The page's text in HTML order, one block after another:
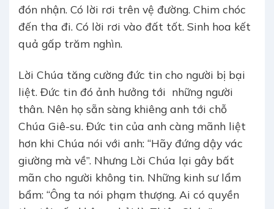
đón nhận. Có lời rơi trên vệ đường. Chim chóc
đến tha đi. Có lời rơi vào đất tốt. Sinh hoa kết
quả gấp trăm nghìn.
Lời Chúa tăng cường đức tin cho người bị bại
liệt. Đức tin đó ảnh hưởng tới những người
thân. Nên họ sẵn sàng khiêng anh tới chỗ
Chúa Giê-su. Đức tin của anh càng mãnh liệt
hơn khi Chúa nói với anh: “Hãy đứng dậy vác
giường mà về”. Nhưng Lời Chúa lại gây bất
mãn cho người không tin. Những kinh sư lẩm
bẩm: “Ông ta nói phạm thượng. Ai có quyền